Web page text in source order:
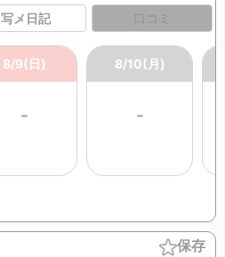
写メ日記
8/9(日)
-
8/10(月)
-
保存